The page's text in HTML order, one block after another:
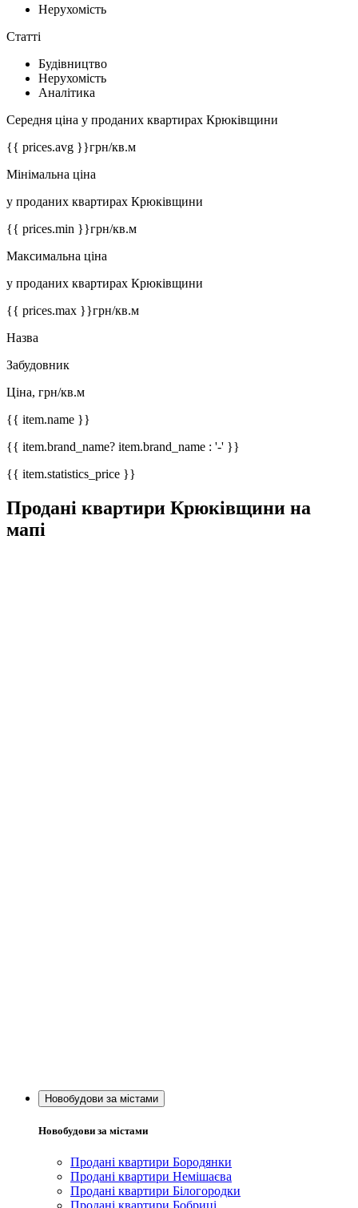
Нерухомість
Статті
Будівництво
Нерухомість
Аналітика
Середня ціна у проданих квартирах Крюківщини
{{ prices.avg }}грн/кв.м
Мінімальна ціна
у проданих квартирах Крюківщини
{{ prices.min }}грн/кв.м
Максимальна ціна
у проданих квартирах Крюківщини
{{ prices.max }}грн/кв.м
Назва
Забудовник
Ціна, грн/кв.м
{{ item.name }}
{{ item.brand_name? item.brand_name : '-' }}
{{ item.statistics_price }}
Продані квартири Крюківщини на
мапі
Новобудови за містами
Новобудови за містами
Продані квартири Бородянки
Продані квартири Немішаєва
Продані квартири Білогородки